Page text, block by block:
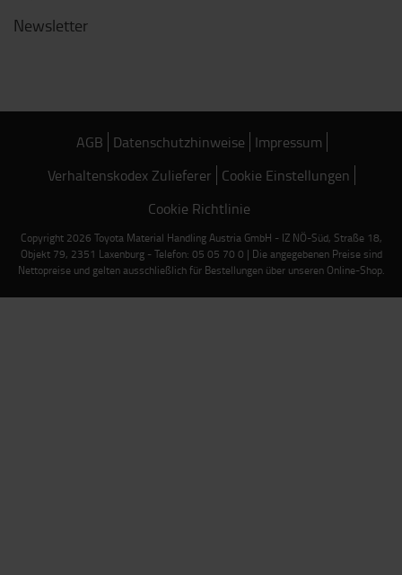
Newsletter
AGB Datenschutzhinweise Impressum
Verhaltenskodex Zulieferer Cookie Einstellungen
Cookie Richtlinie
Copyright 2026 Toyota Material Handling Austria GmbH - IZ NÖ-Süd, Straße 18,
Objekt 79, 2351 Laxenburg - Telefon: 05 05 70 0 | Die angegebenen Preise sind
Nettopreise und gelten ausschließlich für Bestellungen über unseren Online-Shop.